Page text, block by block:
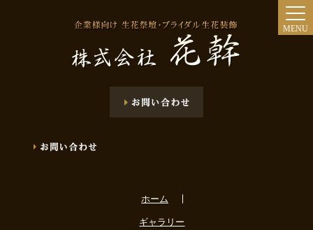
MENU
ホーム
ギャラリー